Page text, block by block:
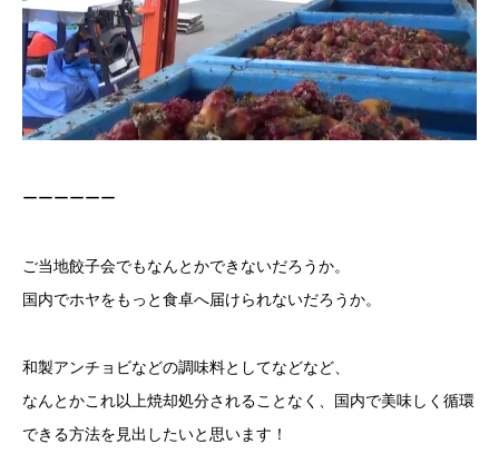
ーーーーーー
ご当地餃子会でもなんとかできないだろうか。
国内でホヤをもっと食卓へ届けられないだろうか。
和製アンチョビなどの調味料としてなどなど、
なんとかこれ以上焼却処分されることなく、国内で美味しく循環
できる方法を見出したいと思います！